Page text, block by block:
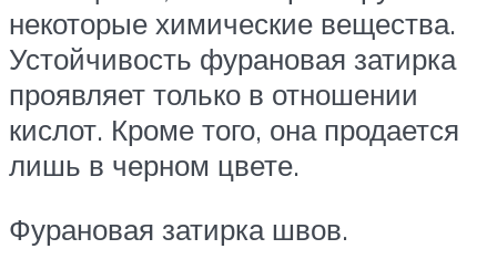
некоторые химические вещества.
Устойчивость фурановая затирка
проявляет только в отношении
кислот. Кроме того, она продается
лишь в черном цвете.
Фурановая затирка швов.